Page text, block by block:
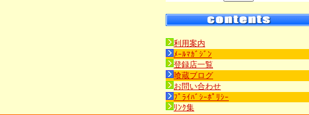
利用案内
ﾒｰﾙﾏｶﾞｼﾞﾝ
登録店一覧
喰蔵ブログ
お問い合わせ
ﾌﾟﾗｲﾊﾞｼｰﾎﾟﾘｼｰ
ﾘﾝｸ集